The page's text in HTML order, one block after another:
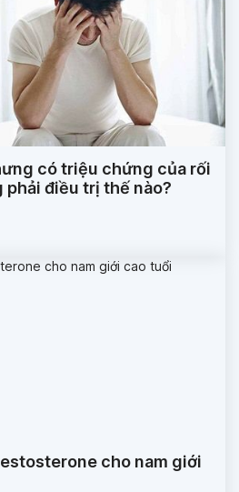
có triệu chứng của rối
điều trị thế nào?
cho nam giới